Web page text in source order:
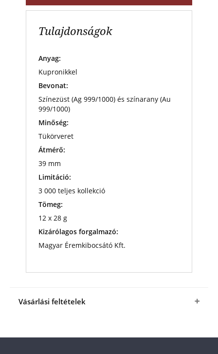
Tulajdonságok
Anyag:
Kupronikkel
Bevonat:
Színezüst (Ag 999/1000) és színarany (Au
999/1000)
Minőség:
Tükörveret
Átmérő:
39 mm
Limitáció:
3 000 teljes kollekció
Tömeg:
12 x 28 g
Kizárólagos forgalmazó:
Magyar Éremkibocsátó Kft.
Vásárlási feltételek
válogatása kollekcióta fenti kedvező áron (+